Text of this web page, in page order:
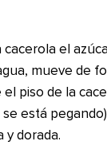
cacerola el
mueve de
piso de la
está
y dorada.